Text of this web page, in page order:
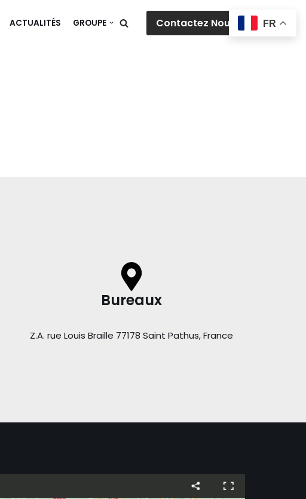
ACTUALITÉS GROUPE Contactez Nous
Bureaux
Z.A. rue Louis Braille 77178 Saint Pathus, France
FR